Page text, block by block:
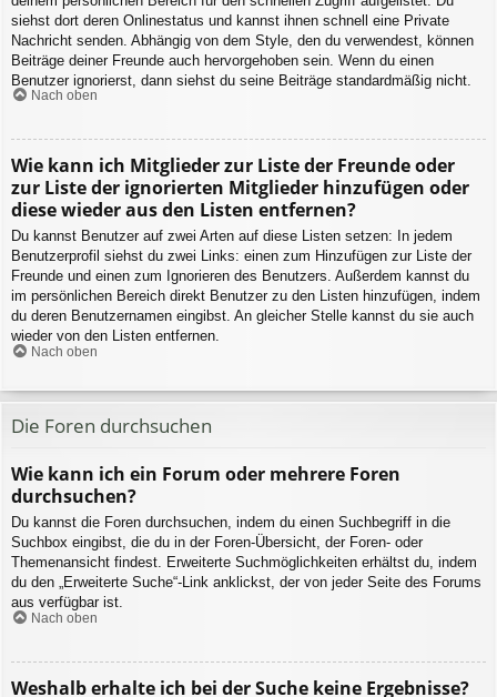
siehst dort deren Onlinestatus und kannst ihnen schnell eine Private
Nachricht senden. Abhängig von dem Style, den du verwendest, können
Beiträge deiner Freunde auch hervorgehoben sein. Wenn du einen
Benutzer ignorierst, dann siehst du seine Beiträge standardmäßig nicht.
Nach oben
Wie kann ich Mitglieder zur Liste der Freunde oder
zur Liste der ignorierten Mitglieder hinzufügen oder
diese wieder aus den Listen entfernen?
Du kannst Benutzer auf zwei Arten auf diese Listen setzen: In jedem
Benutzerprofil siehst du zwei Links: einen zum Hinzufügen zur Liste der
Freunde und einen zum Ignorieren des Benutzers. Außerdem kannst du
im persönlichen Bereich direkt Benutzer zu den Listen hinzufügen, indem
du deren Benutzernamen eingibst. An gleicher Stelle kannst du sie auch
wieder von den Listen entfernen.
Nach oben
Die Foren durchsuchen
Wie kann ich ein Forum oder mehrere Foren
durchsuchen?
Du kannst die Foren durchsuchen, indem du einen Suchbegriff in die
Suchbox eingibst, die du in der Foren-Übersicht, der Foren- oder
Themenansicht findest. Erweiterte Suchmöglichkeiten erhältst du, indem
du den „Erweiterte Suche“-Link anklickst, der von jeder Seite des Forums
aus verfügbar ist.
Nach oben
Weshalb erhalte ich bei der Suche keine Ergebnisse?